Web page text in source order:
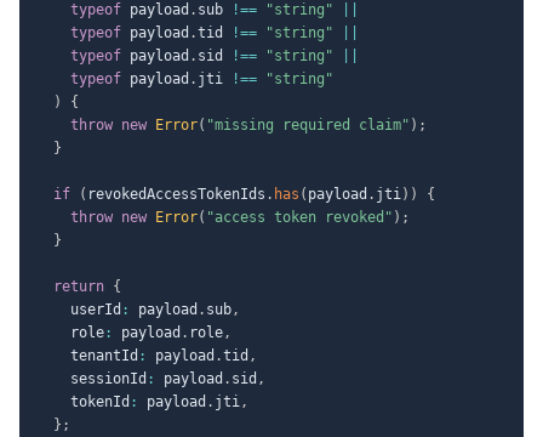
typeof payload . sub !== "string"
typeof payload .tid !== "string"
typeof payload . sid !== "string"
typeof payload . jti !==
"string"
)
{
throw new Error( "missing required claim" ) ;
}
if ( revokedAccessTokenIds . has ( payload . jti) )
{
throw new Error( "access token revoked" ) ;
}
return {
    userId
: payload . sub,
    role
: payload . role,
    tenantId
: payload .tid ,
    sessionId
: payload . sid ,
    tokenId
: payload . jti,
} ;